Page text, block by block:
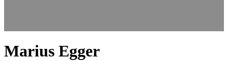
Marius Egger